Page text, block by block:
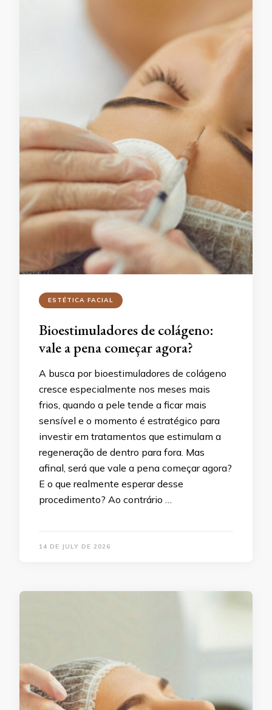
ESTÉTICA FACIAL
Bioestimuladores de colágeno:
vale a pena começar agora?
A busca por bioestimuladores de colágeno
cresce especialmente nos meses mais
frios, quando a pele tende a ficar mais
sensível e o momento é estratégico para
investir em tratamentos que estimulam a
regeneração de dentro para fora. Mas
afinal, será que vale a pena começar agora?
E o que realmente esperar desse
procedimento? Ao contrário …
14 DE JULY DE 2026